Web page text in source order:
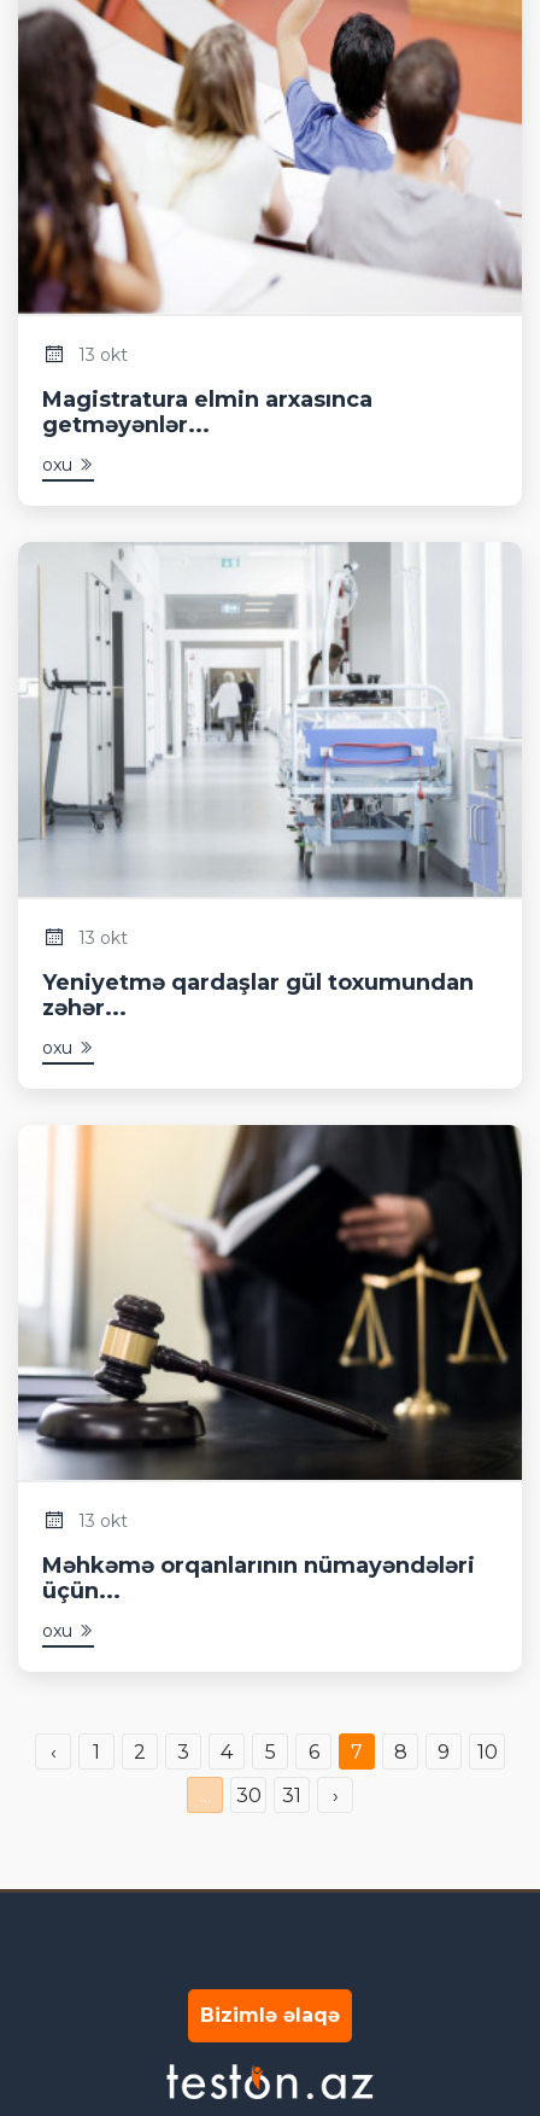
13 okt
Magistratura elmin arxasınca
getməyənlər...
oxu
13 okt
Yeniyetmə qardaşlar gül toxumundan
zəhər...
oxu
13 okt
Məhkəmə orqanlarının nümayəndələri
üçün...
oxu
‹ 1 2 3 4 5 6 7 8 9
10
...
30 31 ›
Bizimlə əlaqə